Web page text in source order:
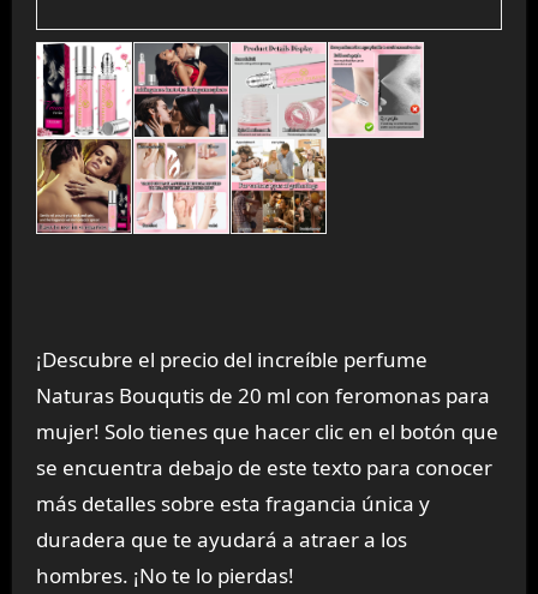
¡Descubre el precio del increíble perfume
Naturas Bouqutis de 20 ml con feromonas para
mujer! Solo tienes que hacer clic en el botón que
se encuentra debajo de este texto para conocer
más detalles sobre esta fragancia única y
duradera que te ayudará a atraer a los
hombres. ¡No te lo pierdas!